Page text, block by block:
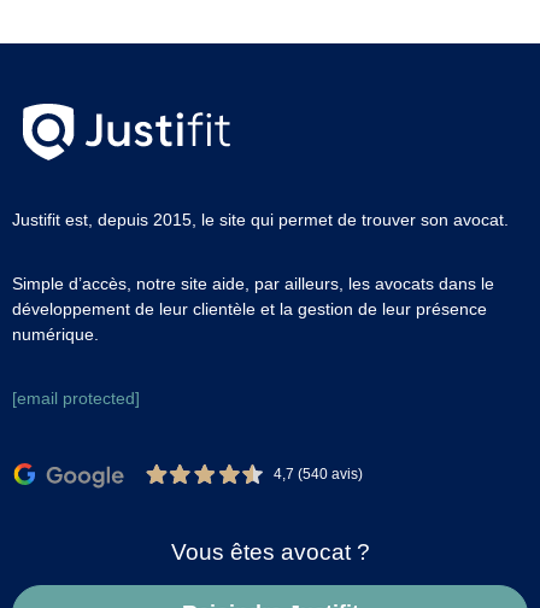
Justifit est, depuis 2015, le site qui permet de trouver son avocat.
Simple d’accès, notre site aide, par ailleurs, les avocats dans le
développement de leur clientèle et la gestion de leur présence
numérique.
[email protected]
4,7 (540 avis)
Vous êtes avocat ?